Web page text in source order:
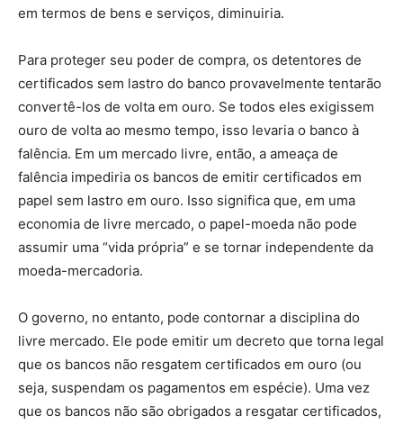
em termos de bens e serviços, diminuiria.
Para proteger seu poder de compra, os detentores de
certificados sem lastro do banco provavelmente tentarão
convertê-los de volta em ouro. Se todos eles exigissem
ouro de volta ao mesmo tempo, isso levaria o banco à
falência. Em um mercado livre, então, a ameaça de
falência impediria os bancos de emitir certificados em
papel sem lastro em ouro. Isso significa que, em uma
economia de livre mercado, o papel-moeda não pode
assumir uma “vida própria” e se tornar independente da
moeda-mercadoria.
O governo, no entanto, pode contornar a disciplina do
livre mercado. Ele pode emitir um decreto que torna legal
que os bancos não resgatem certificados em ouro (ou
seja, suspendam os pagamentos em espécie). Uma vez
que os bancos não são obrigados a resgatar certificados,